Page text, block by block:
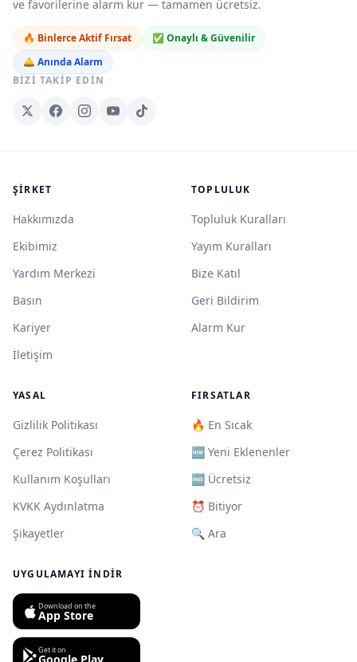
ve favorilerine alarm kur — tamamen ücretsiz.
🔥 Binlerce Aktif Fırsat
✅ Onaylı & Güvenilir
🛎️ Anında Alarm
BIZI TAKIP EDIN
ŞIRKET
Hakkımızda
Ekibimiz
Yardım Merkezi
Basın
Kariyer
İletişim
TOPLULUK
Topluluk Kuralları
Yayım Kuralları
Bize Katıl
Geri Bildirim
Alarm Kur
YASAL
Gizlilik Politikası
Çerez Politikası
Kullanım Koşulları
KVKK Aydınlatma
Şikayetler
FIRSATLAR
🔥 En Sıcak
🆕 Yeni Eklenenler
🆓 Ücretsiz
⏰ Bitiyor
🔍 Ara
UYGULAMAYI İNDIR
Download on the
App Store
Get it on